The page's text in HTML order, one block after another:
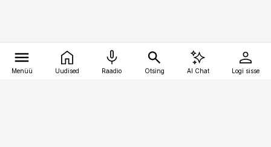
Menüü Uudised Raadio Otsing AI Chat Logi sisse